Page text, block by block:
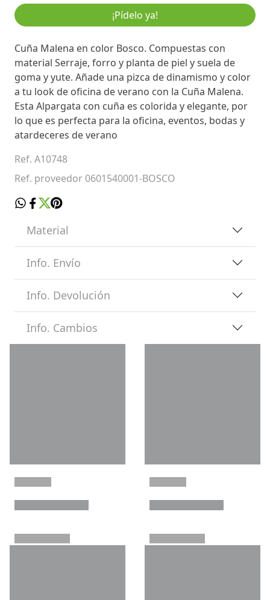
¡Pídelo ya!
Cuña Malena en color Bosco. Compuestas con
material Serraje, forro y planta de piel y suela de
goma y yute. Añade una pizca de dinamismo y color
a tu look de oficina de verano con la Cuña Malena.
Esta Alpargata con cuña es colorida y elegante, por
lo que es perfecta para la oficina, eventos, bodas y
atardeceres de verano
Ref. A10748
Ref. proveedor 0601540001-BOSCO
Material
Info. Envío
Info. Devolución
Info. Cambios